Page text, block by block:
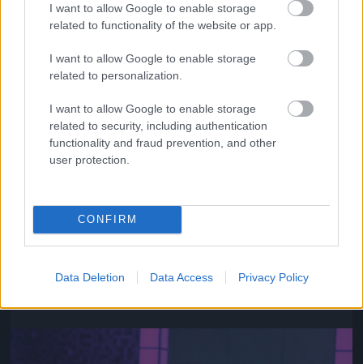
I want to allow Google to enable storage
related to functionality of the website or app.
I want to allow Google to enable storage
related to personalization.
I want to allow Google to enable storage
related to security, including authentication
functionality and fraud prevention, and other
user protection.
CONFIRM
Data Deletion Data Access Privacy Policy
Az ő neve Chanel Iman
Fotó: Gregory Pace / Beimages / Northfoto
Jön még kép!